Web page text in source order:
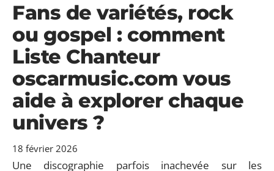
Fans de variétés, rock
ou gospel : comment
Liste Chanteur
oscarmusic.com vous
aide à explorer chaque
univers ?
18 février 2026
Une discographie parfois inachevée sur les